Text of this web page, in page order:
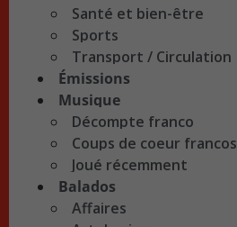
Santé et bien-être
Sports
Transport / Circulation
Émissions
Musique
Décompte franco
Coups de coeur francos
Joué récemment
Balados
Affaires